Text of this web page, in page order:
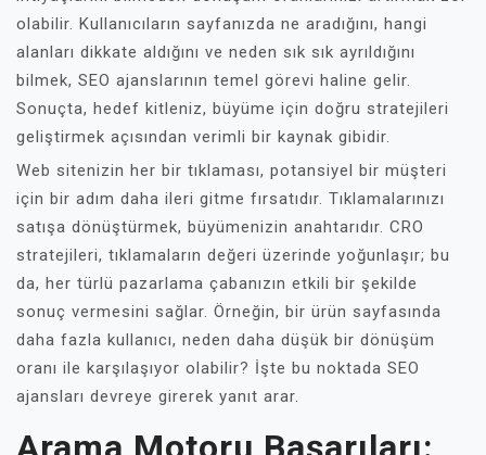
olabilir. Kullanıcıların sayfanızda ne aradığını, hangi
alanları dikkate aldığını ve neden sık sık ayrıldığını
bilmek, SEO ajanslarının temel görevi haline gelir.
Sonuçta, hedef kitleniz, büyüme için doğru stratejileri
geliştirmek açısından verimli bir kaynak gibidir.
Web sitenizin her bir tıklaması, potansiyel bir müşteri
için bir adım daha ileri gitme fırsatıdır. Tıklamalarınızı
satışa dönüştürmek, büyümenizin anahtarıdır. CRO
stratejileri, tıklamaların değeri üzerinde yoğunlaşır; bu
da, her türlü pazarlama çabanızın etkili bir şekilde
sonuç vermesini sağlar. Örneğin, bir ürün sayfasında
daha fazla kullanıcı, neden daha düşük bir dönüşüm
oranı ile karşılaşıyor olabilir? İşte bu noktada SEO
ajansları devreye girerek yanıt arar.